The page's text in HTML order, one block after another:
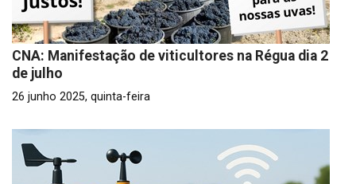
CNA: Manifestação de viticultores na Régua dia 2
de julho
26 junho 2025, quinta-feira